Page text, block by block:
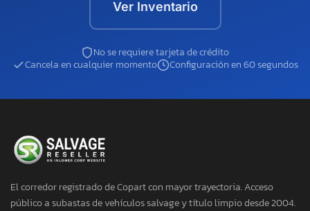
Ver Inventario
No se requiere tarjeta de crédito
Cancela en cualquier momento
Configuración en 60 segundos
El corredor registrado de Copart con mayor trayectoria. Acceso
público a subastas de vehículos salvage y título limpio desde 2004.